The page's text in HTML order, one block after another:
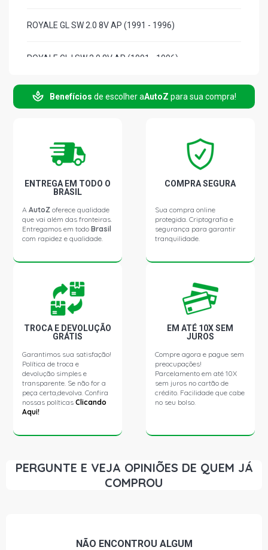
ROYALE GL SW 2.0 8V AP (1991 - 1996)
ROYALE GL I SW 2.0 8V AP (1991 - 1996)
VERSAILLES GL SEDAN 1.8 8V AP (1991 - 1996)
VERSAILLES GHIA SEDAN 2.0 8V AP (1991 - 1996)
VERSAILLES GHIA I SEDAN 2.0 8V AP (1991 - 1996)
VERSAILLES GL SEDAN 2.0 8V AP (1991 - 1996)
VERSAILLES GL I SEDAN 2.0 8V AP (1991 - 1996)
GOL G2 PLUS HATCH 1.0 16V AT EA111 GASOLINA (1998
- 1999)
GOL G2 STD HATCH 1.0 8V AE (1995 - 1996)
GOL G2 I HATCH 1.0 8V AT (1995 - 1996)
GOL G2 PLUS HATCH 1.0 8V AT (1995 - 1999)
GOL G2 SPECIAL HATCH 1.0 8V AT (1997 - 2005)
GOL G2 STD HATCH 1.6 8V AE (1995 - 1997)
Benefícios de escolher aAutoZ para sua compra!
ENTREGA EM TODO O
BRASIL
AAutoZ oferece qualidade
que vai além das fronteiras.
Entregamos em todoBrasil
com rapidez e qualidade.
COMPRA SEGURA
Sua compra online
protegida. Criptografia e
segurança para garantir
tranquilidade.
TROCA E DEVOLUÇÃO
GRÁTIS
Garantimos sua satisfação!
Política de troca e
devolução simples e
transparente. Se não for a
peça certa,devolva. Confira
nossas políticasClicando
Aqui!
EM ATÉ 10X SEM
JUROS
Compre agora e pague sem
preocupações!
Parcelamento em até 10X
sem juros no cartão de
crédito. Facilidade que cabe
no seu bolso.
PERGUNTE E VEJA OPINIÕES DE QUEM JÁ
COMPROU
NÃO ENCONTROU ALGUM